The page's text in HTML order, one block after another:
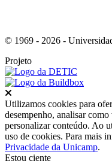
© 1969 - 2026 -
Projeto
Utilizamos cookies para
desempenho, analisar
personalizar conteúdo. Ao
uso de cookies. Para mais
Privacidade da Unicamp.
Estou ciente